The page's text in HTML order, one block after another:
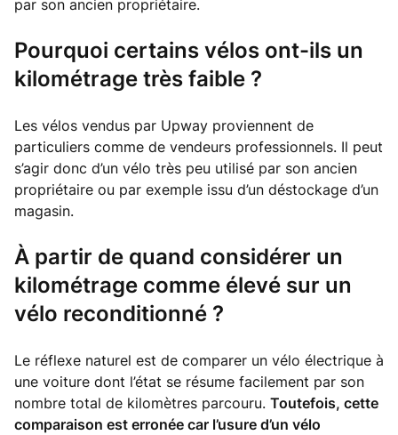
par son ancien propriétaire.
Pourquoi certains vélos ont-ils un
kilométrage très faible ?
Les vélos vendus par Upway proviennent de
particuliers comme de vendeurs professionnels. Il peut
s’agir donc d’un vélo très peu utilisé par son ancien
propriétaire ou par exemple issu d’un déstockage d’un
magasin.
À partir de quand considérer un
kilométrage comme élevé sur un
vélo reconditionné ?
Le réflexe naturel est de comparer un vélo électrique à
une voiture dont l’état se résume facilement par son
nombre total de kilomètres parcouru. Toutefois, cette
comparaison est erronée car l’usure d’un vélo